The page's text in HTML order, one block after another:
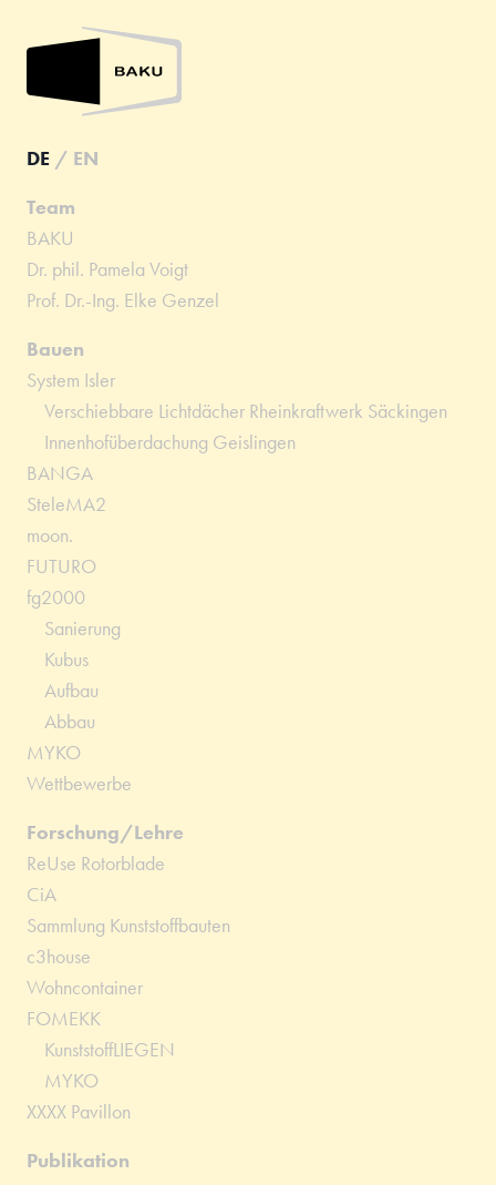
DE / EN
Team
BAKU
Dr. phil. Pamela Voigt
Prof. Dr.-Ing. Elke Genzel
Bauen
System Isler
Verschiebbare Lichtdächer Rheinkraftwerk Säckingen
Innenhofüberdachung Geislingen
BANGA
SteleMA2
moon.
FUTURO
fg2000
Sanierung
Kubus
Aufbau
Abbau
MYKO
Wettbewerbe
Forschung/Lehre
ReUse Rotorblade
CiA
Sammlung Kunststoffbauten
c3house
Wohncontainer
FOMEKK
KunststoffLIEGEN
MYKO
XXXX Pavillon
Publikation